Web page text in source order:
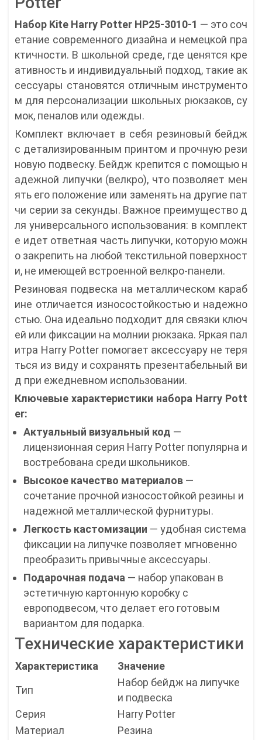
Набор Kite Harry Potter HP25-3010-1 — это соч
етание современного дизайна и немецкой пра
ктичности. В школьной среде, где ценятся кре
ативность и индивидуальный подход, такие ак
сессуары становятся отличным инструменто
м для персонализации школьных рюкзаков, су
мок, пеналов или одежды.
Комплект включает в себя резиновый бейдж
с детализированным принтом и прочную рези
новую подвеску. Бейдж крепится с помощью н
адежной липучки (велкро), что позволяет мен
ять его положение или заменять на другие пат
чи серии за секунды. Важное преимущество д
ля универсального использования: в комплект
е идет ответная часть липучки, которую можн
о закрепить на любой текстильной поверхност
и, не имеющей встроенной велкро-панели.
Резиновая подвеска на металлическом караб
ине отличается износостойкостью и надежно
стью. Она идеально подходит для связки ключ
ей или фиксации на молнии рюкзака. Яркая пал
итра Harry Potter помогает аксессуару не теря
ться из виду и сохранять презентабельный ви
д при ежедневном использовании.
Ключевые характеристики набора Harry Pott
er:
Актуальный визуальный код —
лицензионная серия Harry Potter популярна и
востребована среди школьников.
Высокое качество материалов —
сочетание прочной износостойкой резины и
надежной металлической фурнитуры.
Легкость кастомизации — удобная система
фиксации на липучке позволяет мгновенно
преобразить привычные аксессуары.
Подарочная подача — набор упакован в
эстетичную картонную коробку с
европодвесом, что делает его готовым
вариантом для подарка.
Технические характеристики
Характеристика
Значение
Тип
Набор бейдж на липучке
и подвеска
Серия
Harry Potter
Материал
Резина